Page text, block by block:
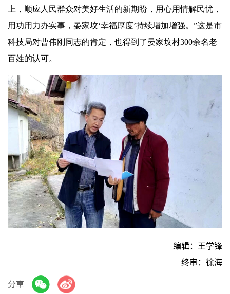
上，顺应人民群众对美好生活的新期盼，用心用情解民忧，
用功用力办实事，晏家坟‘幸福厚度’持续增加增强。”这是市
科技局对曹伟刚同志的肯定，也得到了晏家坟村300余名老
百姓的认可。
编辑：王学锋
终审：徐海
分享